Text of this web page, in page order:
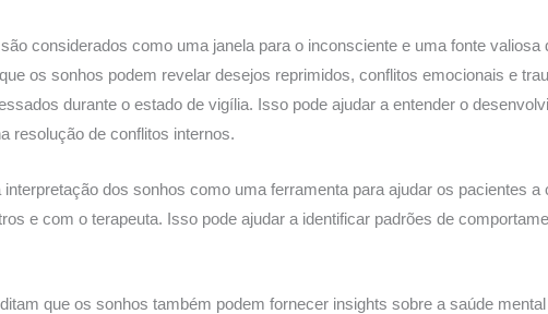
considerados como uma janela para o inconsciente e uma fonte valiosa
os sonhos podem revelar desejos reprimidos, conflitos emocionais e
​​durante o estado de vigília. Isso pode ajudar a entender o
resolução de conflitos internos.
dos sonhos como uma ferramenta para ajudar os pacientes a
e com o terapeuta. Isso pode ajudar a identificar padrões de
que os sonhos também podem fornecer insights sobre a saúde